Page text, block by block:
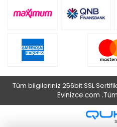
Tüm bilgileriniz 256bit SSL
Evinizce.com .